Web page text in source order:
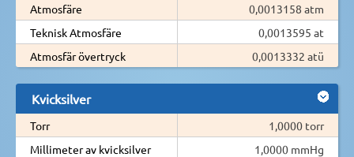
Atmosfäre
0,0013158 atm
Teknisk Atmosfäre
0,0013595 at
Atmosfär övertryck
0,0013332 atü
Kvicksilver
Torr
1,0000 torr
Millimeter av kvicksilver
1,0000 mmHg